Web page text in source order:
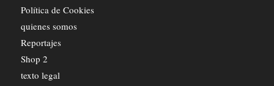
Política de Cookies
quienes somos
Reportajes
Shop 2
texto legal